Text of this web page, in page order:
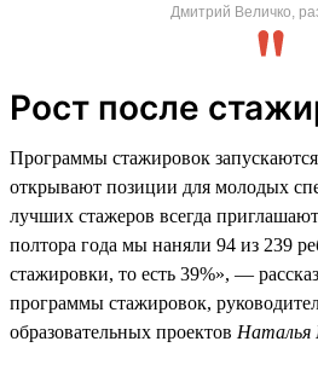
Дмитрий Величко,
Рост после
Программы стажировок
открывают позиции для молодых
лучших стажеров всегда
полтора года мы наняли 94 из 239
стажировки, то есть 39%», —
программы стажировок,
образовательных проектов Наталья